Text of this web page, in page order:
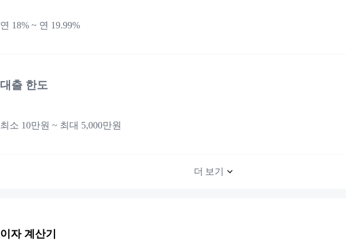
연 18% ~ 연 19.99%
대출 한도
최소 10만원 ~ 최대 5,000만원
더 보기
이자 계산기